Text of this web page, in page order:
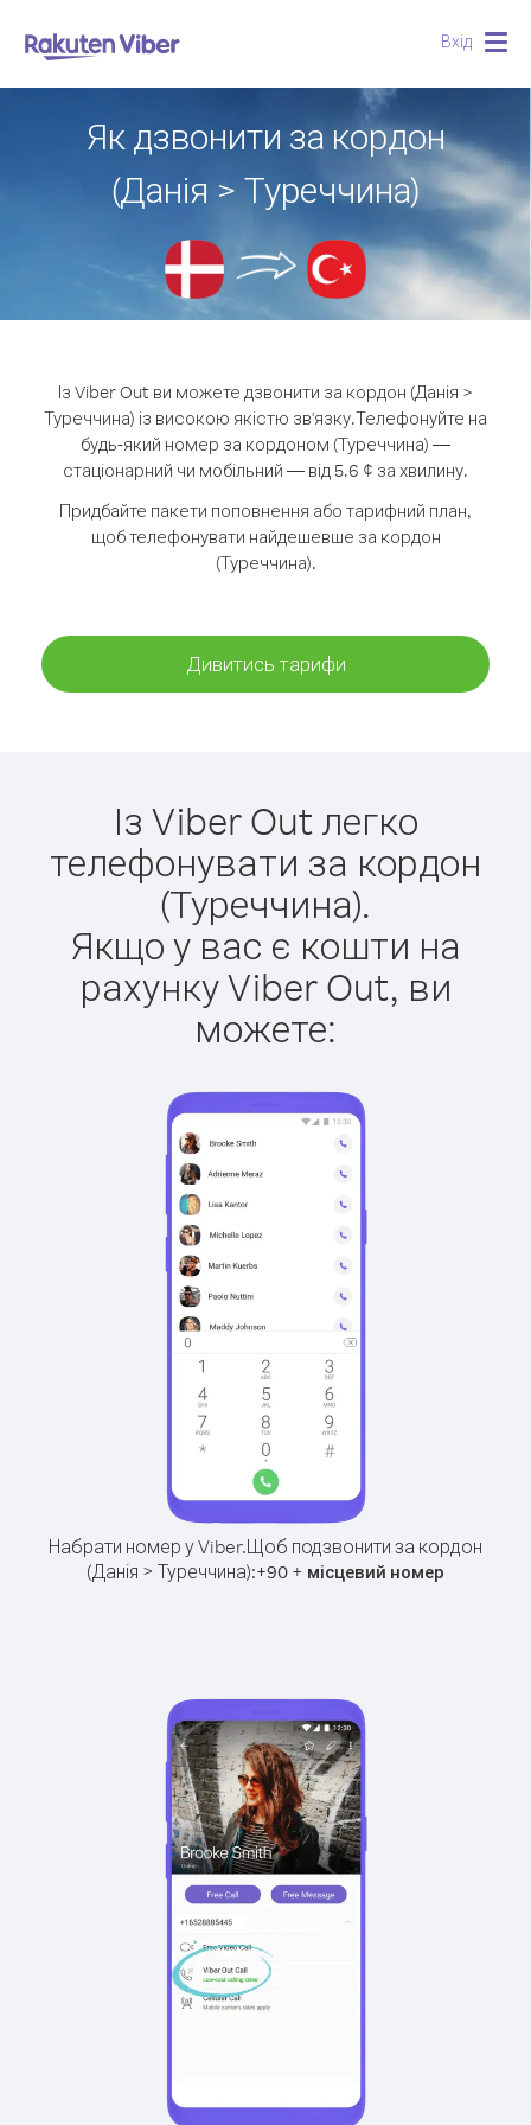
Вхід
Як дзвонити за кордон
(Данія > Туреччина)
Із Viber Out ви можете дзвонити за кордон (Данія >
Туреччина) із високою якістю зв'язку.Телефонуйте на
будь-який номер за кордоном (Туреччина) —
стаціонарний чи мобільний — від 5.6 ¢ за хвилину.
Придбайте пакети поповнення або тарифний план,
щоб телефонувати найдешевше за кордон
(Туреччина).
Дивитись тарифи
Із Viber Out легко
телефонувати за кордон
(Туреччина).
Якщо у вас є кошти на
рахунку Viber Out, ви
можете:
Набрати номер у Viber.Щоб подзвонити за кордон
(Данія > Туреччина):+90 + місцевий номер